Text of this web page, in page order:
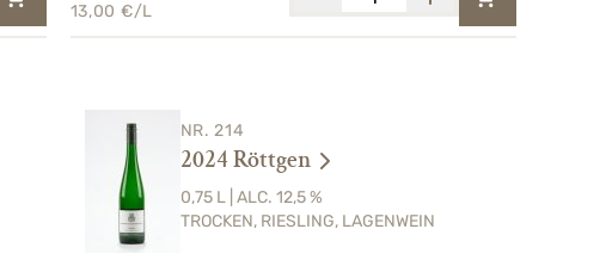
13,00 €/L
NR. 214
2024 Röttgen
0,75 L | ALC. 12,5 %
TROCKEN, RIESLING, LAGENWEIN